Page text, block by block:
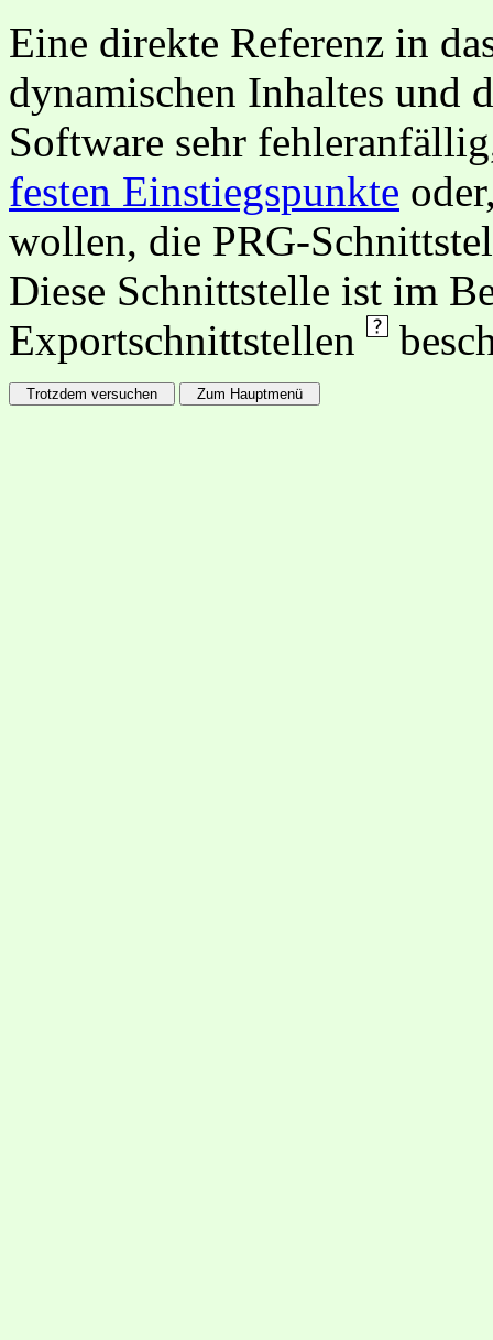
Eine direkte Referenz in
dynamischen Inhaltes und
Software sehr
festen Einstiegspunkte
wollen, die PRG-
Diese Schnittstelle ist im
Exportschnittstellen